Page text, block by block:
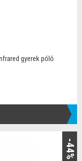
gyerek póló
-44%